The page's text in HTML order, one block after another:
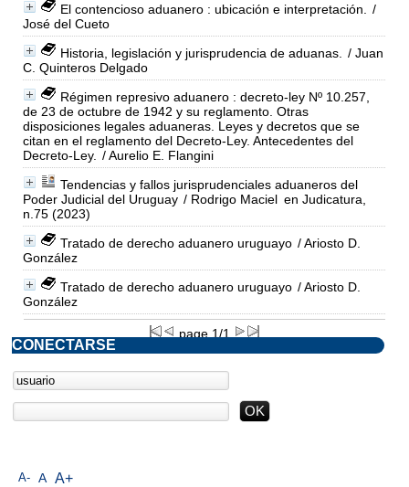
El contencioso aduanero : ubicación e interpretación.
/
José del Cueto
Historia, legislación y jurisprudencia de aduanas.
/ Juan
C. Quinteros Delgado
Régimen represivo aduanero : decreto-ley Nº 10.257,
de 23 de octubre de 1942 y su reglamento. Otras
disposiciones legales aduaneras. Leyes y decretos que se
citan en el reglamento del Decreto-Ley. Antecedentes del
Decreto-Ley. / Aurelio E. Flangini
Tendencias y fallos jurisprudenciales aduaneros del
Poder Judicial del Uruguay / Rodrigo Maciel en Judicatura,
n.75 (2023)
Tratado de derecho aduanero uruguayo / Ariosto D.
González
Tratado de derecho aduanero uruguayo / Ariosto D.
González
page 1/1
A- A A+
CONECTARSE